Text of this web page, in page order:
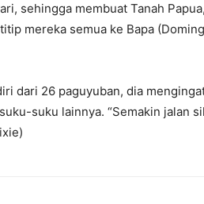
sehingga membuat Tanah
mereka semua ke Bapa
dari 26 paguyuban, dia
suku lainnya. “Semakin jalan